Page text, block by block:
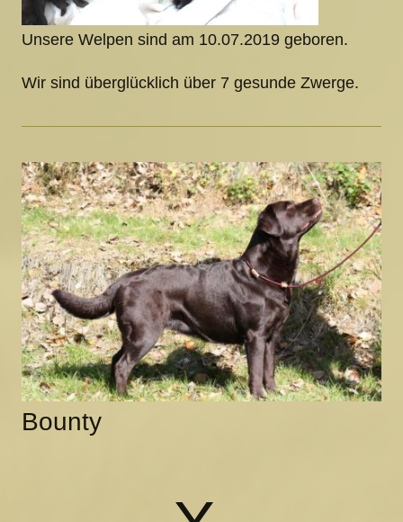
Unsere Welpen sind am 10.07.2019 geboren.
Wir sind überglücklich über 7 gesunde Zwerge.
Bounty